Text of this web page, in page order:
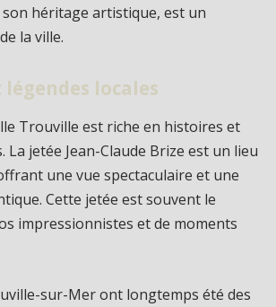
son héritage artistique, est un
la ville.
locales
Trouville est riche en histoires et
La jetée Jean-Claude Brize est un lieu
une vue spectaculaire et une
Cette jetée est souvent le
impressionnistes et de moments
sur-Mer ont longtemps été des